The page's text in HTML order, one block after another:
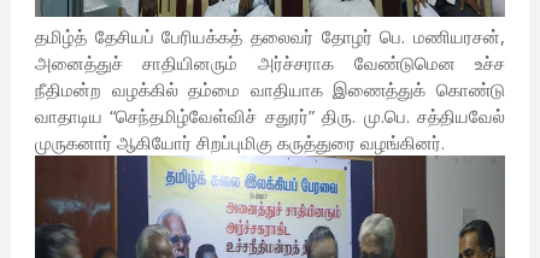
தமிழ்த் தேசியப் பேரியக்கத் தலைவர் தோழர் பெ. மணியரசன்,
அனைத்துச் சாதியினரும் அர்ச்சராக வேண்டுமென உச்ச
நீதிமன்ற வழக்கில் தம்மை வாதியாக இணைத்துக் கொண்டு
வாதாடிய “செந்தமிழ்வேள்விச் சதுரர்” திரு. மு.பெ. சத்தியவேல்
முருகனார் ஆகியோர் சிறப்புமிகு கருத்துரை வழங்கினர்.